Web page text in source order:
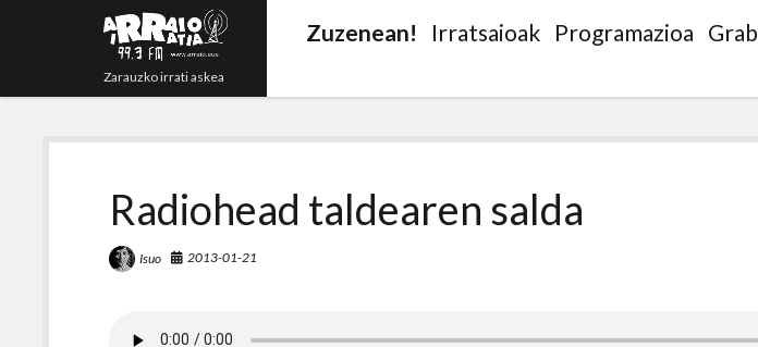
Zarauzko irrati askea
Zuzenean! Irratsaioak Programazioa
Radiohead taldearen salda
Isuo 2013-01-21